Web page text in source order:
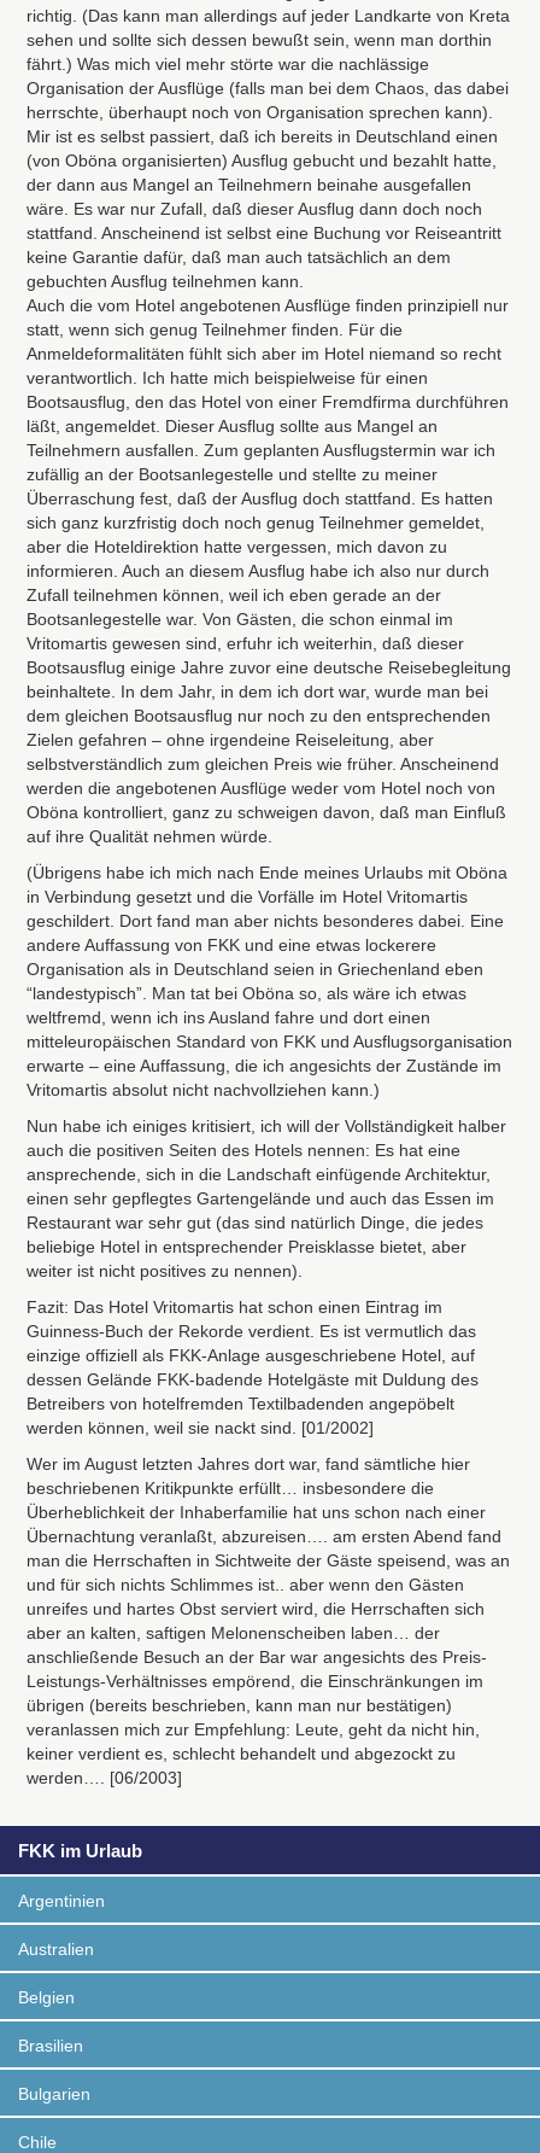
richtig. (Das kann man allerdings auf jeder Landkarte von Kreta
sehen und sollte sich dessen bewußt sein, wenn man dorthin
fährt.) Was mich viel mehr störte war die nachlässige
Organisation der Ausflüge (falls man bei dem Chaos, das dabei
herrschte, überhaupt noch von Organisation sprechen kann).
Mir ist es selbst passiert, daß ich bereits in Deutschland einen
(von Oböna organisierten) Ausflug gebucht und bezahlt hatte,
der dann aus Mangel an Teilnehmern beinahe ausgefallen
wäre. Es war nur Zufall, daß dieser Ausflug dann doch noch
stattfand. Anscheinend ist selbst eine Buchung vor Reiseantritt
keine Garantie dafür, daß man auch tatsächlich an dem
gebuchten Ausflug teilnehmen kann.
Auch die vom Hotel angebotenen Ausflüge finden prinzipiell nur
statt, wenn sich genug Teilnehmer finden. Für die
Anmeldeformalitäten fühlt sich aber im Hotel niemand so recht
verantwortlich. Ich hatte mich beispielweise für einen
Bootsausflug, den das Hotel von einer Fremdfirma durchführen
läßt, angemeldet. Dieser Ausflug sollte aus Mangel an
Teilnehmern ausfallen. Zum geplanten Ausflugstermin war ich
zufällig an der Bootsanlegestelle und stellte zu meiner
Überraschung fest, daß der Ausflug doch stattfand. Es hatten
sich ganz kurzfristig doch noch genug Teilnehmer gemeldet,
aber die Hoteldirektion hatte vergessen, mich davon zu
informieren. Auch an diesem Ausflug habe ich also nur durch
Zufall teilnehmen können, weil ich eben gerade an der
Bootsanlegestelle war. Von Gästen, die schon einmal im
Vritomartis gewesen sind, erfuhr ich weiterhin, daß dieser
Bootsausflug einige Jahre zuvor eine deutsche Reisebegleitung
beinhaltete. In dem Jahr, in dem ich dort war, wurde man bei
dem gleichen Bootsausflug nur noch zu den entsprechenden
Zielen gefahren – ohne irgendeine Reiseleitung, aber
selbstverständlich zum gleichen Preis wie früher. Anscheinend
werden die angebotenen Ausflüge weder vom Hotel noch von
Oböna kontrolliert, ganz zu schweigen davon, daß man Einfluß
auf ihre Qualität nehmen würde.
(Übrigens habe ich mich nach Ende meines Urlaubs mit Oböna
in Verbindung gesetzt und die Vorfälle im Hotel Vritomartis
geschildert. Dort fand man aber nichts besonderes dabei. Eine
andere Auffassung von FKK und eine etwas lockerere
Organisation als in Deutschland seien in Griechenland eben
“landestypisch”. Man tat bei Oböna so, als wäre ich etwas
weltfremd, wenn ich ins Ausland fahre und dort einen
mitteleuropäischen Standard von FKK und Ausflugsorganisation
erwarte – eine Auffassung, die ich angesichts der Zustände im
Vritomartis absolut nicht nachvollziehen kann.)
Nun habe ich einiges kritisiert, ich will der Vollständigkeit halber
auch die positiven Seiten des Hotels nennen: Es hat eine
ansprechende, sich in die Landschaft einfügende Architektur,
einen sehr gepflegtes Gartengelände und auch das Essen im
Restaurant war sehr gut (das sind natürlich Dinge, die jedes
beliebige Hotel in entsprechender Preisklasse bietet, aber
weiter ist nicht positives zu nennen).
Fazit: Das Hotel Vritomartis hat schon einen Eintrag im
Guinness-Buch der Rekorde verdient. Es ist vermutlich das
einzige offiziell als FKK-Anlage ausgeschriebene Hotel, auf
dessen Gelände FKK-badende Hotelgäste mit Duldung des
Betreibers von hotelfremden Textilbadenden angepöbelt
werden können, weil sie nackt sind. [01/2002]
Wer im August letzten Jahres dort war, fand sämtliche hier
beschriebenen Kritikpunkte erfüllt… insbesondere die
Überheblichkeit der Inhaberfamilie hat uns schon nach einer
Übernachtung veranlaßt, abzureisen…. am ersten Abend fand
man die Herrschaften in Sichtweite der Gäste speisend, was an
und für sich nichts Schlimmes ist.. aber wenn den Gästen
unreifes und hartes Obst serviert wird, die Herrschaften sich
aber an kalten, saftigen Melonenscheiben laben… der
anschließende Besuch an der Bar war angesichts des Preis-
Leistungs-Verhältnisses empörend, die Einschränkungen im
übrigen (bereits beschrieben, kann man nur bestätigen)
veranlassen mich zur Empfehlung: Leute, geht da nicht hin,
keiner verdient es, schlecht behandelt und abgezockt zu
werden…. [06/2003]
FKK im Urlaub
Argentinien
Australien
Belgien
Brasilien
Bulgarien
Chile